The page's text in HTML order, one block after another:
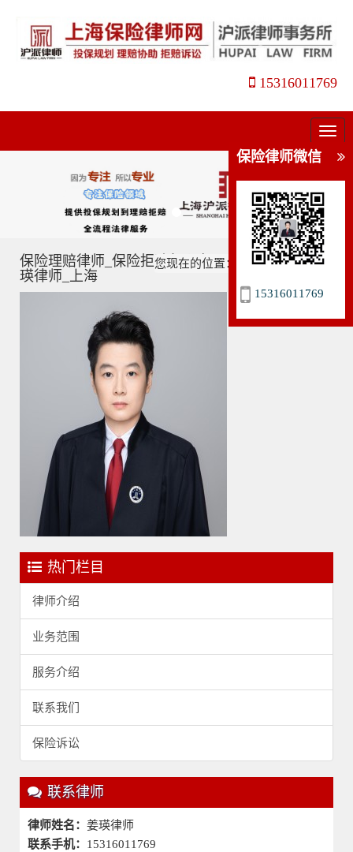
15316011769
菜
单
保险理赔律师_保险拒赔怎么办_理赔维权指南_姜
瑛律师_上海
您现在的位置： 主页>保险理赔>
热门栏目
律师介绍
业务范围
服务介绍
联系我们
保险诉讼
联系律师
律师姓名： 姜瑛律师
联系手机： 15316011769
保险律师微信
15316011769